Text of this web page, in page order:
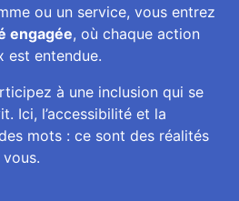
ou un service, vous entrez
engagée, où chaque action
est entendue.
à une inclusion qui se
Ici, l’accessibilité et la
mots : ce sont des réalités